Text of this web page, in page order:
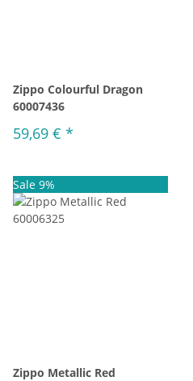
Zippo Colourful Dragon
60007436
59,69 € *
Sale 9%
Zippo Metallic Red